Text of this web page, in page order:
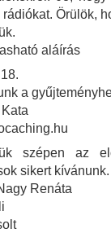
rádiókat. Örülök,
aláírás
a
szépen az
sikert kívánunk.
Renáta